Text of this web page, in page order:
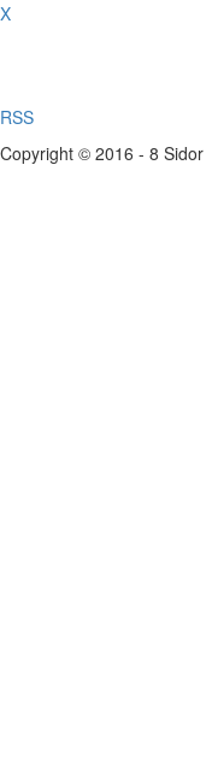
X
RSS
Copyright © 2016 - 8 Sidor